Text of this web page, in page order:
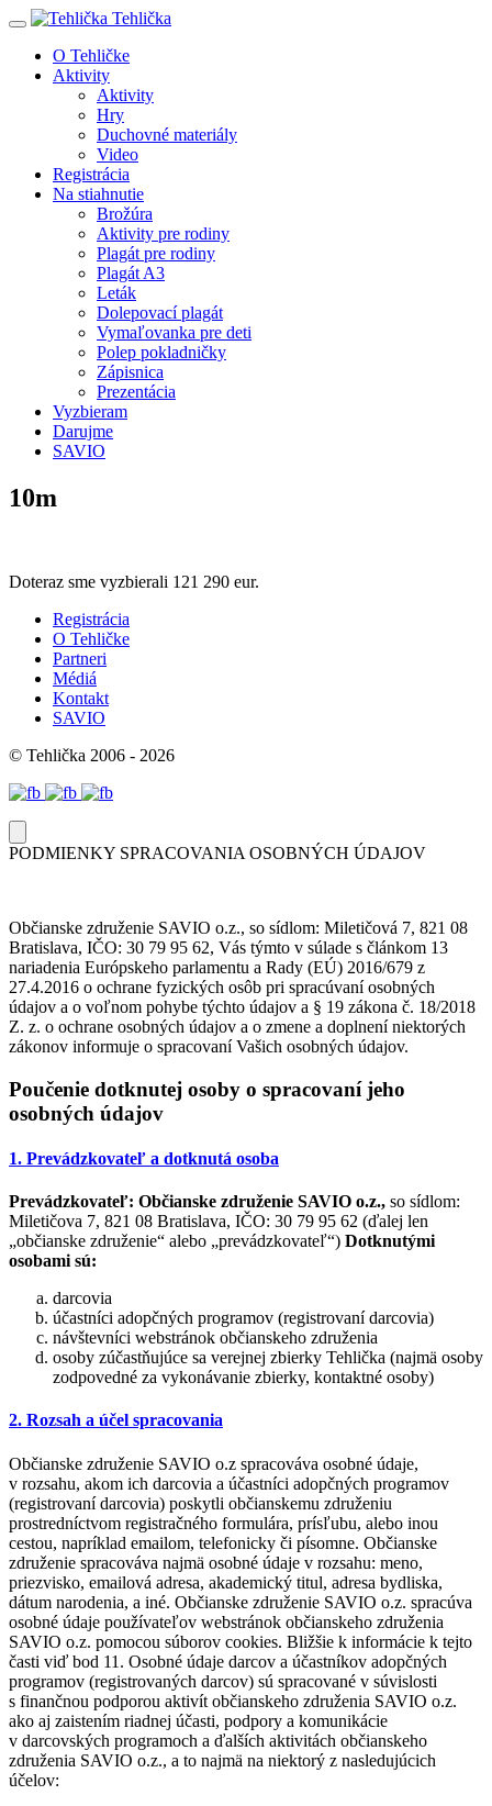
Tehlička
O Tehličke
Aktivity
Aktivity
Hry
Duchovné materiály
Video
Registrácia
Na stiahnutie
Brožúra
Aktivity pre rodiny
Plagát pre rodiny
Plagát A3
Leták
Dolepovací plagát
Vymaľovanka pre deti
Polep pokladničky
Zápisnica
Prezentácia
Vyzbieram
Darujme
SAVIO
10m
Doteraz sme vyzbierali 121 290 eur.
Registrácia
O Tehličke
Partneri
Médiá
Kontakt
SAVIO
© Tehlička 2006 - 2026
PODMIENKY SPRACOVANIA OSOBNÝCH ÚDAJOV
Občianske združenie SAVIO o.z., so sídlom: Miletičová 7, 821 08
Bratislava, IČO: 30 79 95 62, Vás týmto v súlade s článkom 13
nariadenia Európskeho parlamentu a Rady (EÚ) 2016/679 z
27.4.2016 o ochrane fyzických osôb pri spracúvaní osobných
údajov a o voľnom pohybe týchto údajov a § 19 zákona č. 18/2018
Z. z. o ochrane osobných údajov a o zmene a doplnení niektorých
zákonov informuje o spracovaní Vašich osobných údajov.
Poučenie dotknutej osoby o spracovaní jeho
osobných údajov
1. Prevádzkovateľ a dotknutá osoba
Prevádzkovateľ: Občianske združenie SAVIO o.z., so sídlom:
Miletičova 7, 821 08 Bratislava, IČO: 30 79 95 62 (ďalej len
„občianske združenie“ alebo „prevádzkovateľ“) Dotknutými
osobami sú:
darcovia
účastníci adopčných programov (registrovaní darcovia)
návštevníci webstránok občianskeho združenia
osoby zúčastňujúce sa verejnej zbierky Tehlička (najmä osoby
zodpovedné za vykonávanie zbierky, kontaktné osoby)
2. Rozsah a účel spracovania
Občianske združenie SAVIO o.z spracováva osobné údaje,
v rozsahu, akom ich darcovia a účastníci adopčných programov
(registrovaní darcovia) poskytli občianskemu združeniu
prostredníctvom registračného formulára, prísľubu, alebo inou
cestou, napríklad emailom, telefonicky či písomne. Občianske
združenie spracováva najmä osobné údaje v rozsahu: meno,
priezvisko, emailová adresa, akademický titul, adresa bydliska,
dátum narodenia, a iné. Občianske združenie SAVIO o.z. spracúva
osobné údaje používateľov webstránok občianskeho združenia
SAVIO o.z. pomocou súborov cookies. Bližšie k informácie k tejto
časti viď bod 11. Osobné údaje darcov a účastníkov adopčných
programov (registrovaných darcov) sú spracované v súvislosti
s finančnou podporou aktivít občianskeho združenia SAVIO o.z.
ako aj zaistením riadnej účasti, podpory a komunikácie
v darcovských programoch a ďalších aktivitách občianskeho
združenia SAVIO o.z., a to najmä na niektorý z nasledujúcich
účelov: